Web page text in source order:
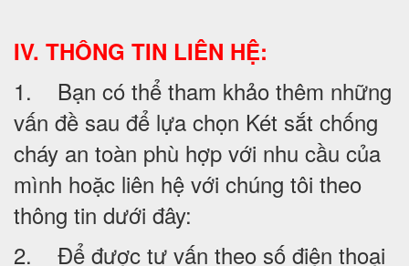
IV. THÔNG TIN LIÊN HỆ:
1. Bạn có thể tham khảo thêm những
vấn đề sau để lựa chọn Két sắt chống
cháy an toàn phù hợp với nhu cầu của
mình hoặc liên hệ với chúng tôi theo
thông tin dưới đây:
2. Để được tư vấn theo số điện thoại